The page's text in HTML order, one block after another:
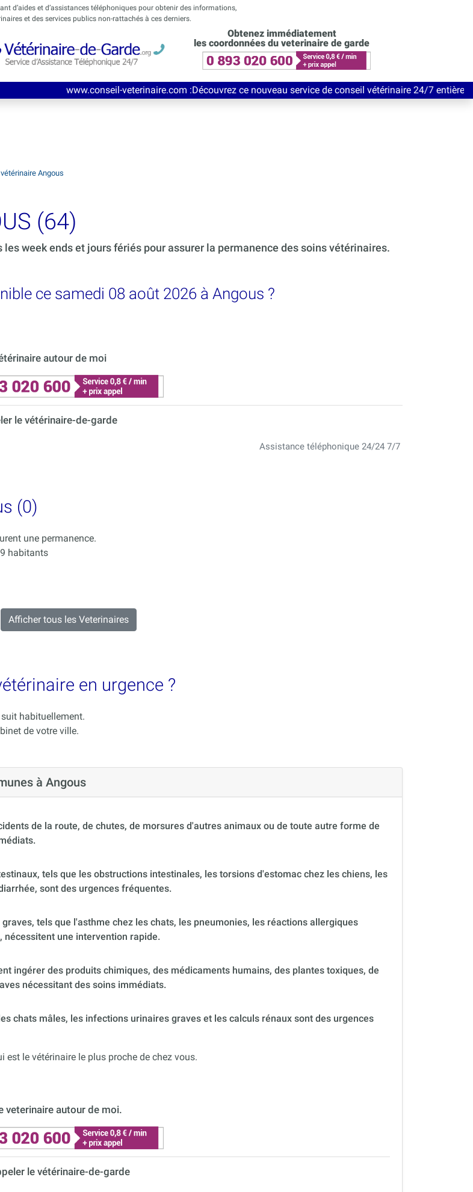
d’aides et d’assistances téléphoniques pour obtenir des informations,
et des services publics non-rattachés à ces derniers.
Obtenez immédiatement
les coordonnées du veterinaire de garde
www.conseil-veterinaire.com:Découvrez ce nouveau service de conseil vétérinaire 24/7 entièrement Gratuit
Angous
(64)
week ends et jours fériés pour assurer la permanence des soins vétérinaires.
ce samedi 08 août 2026 à Angous ?
autour de moi
le vétérinaire-de-garde
Assistance téléphonique 24/24 7/7
(0)
une permanence.
habitants
Afficher tous les Veterinaires
en urgence ?
habituellement.
de votre ville.
à Angous
de la route, de chutes, de morsures d'autres animaux ou de toute autre forme de
tels que les obstructions intestinales, les torsions d'estomac chez les chiens, les
sont des urgences fréquentes.
tels que l'asthme chez les chats, les pneumonies, les réactions allergiques
une intervention rapide.
ingérer des produits chimiques, des médicaments humains, des plantes toxiques, de
nécessitant des soins immédiats.
chats mâles, les infections urinaires graves et les calculs rénaux sont des urgences
est le vétérinaire le plus proche de chez vous.
veterinaire autour de moi.
le vétérinaire-de-garde